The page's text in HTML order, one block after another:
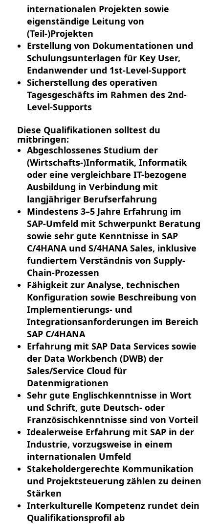
internationalen Projekten sowie
eigenständige Leitung von
(Teil-)Projekten
Erstellung von Dokumentationen und
Schulungsunterlagen für Key User,
Endanwender und 1st-Level-Support
Sicherstellung des operativen
Tagesgeschäfts im Rahmen des 2nd-
Level-Supports
Diese Qualifikationen solltest du
mitbringen:
Abgeschlossenes Studium der
(Wirtschafts-)Informatik, Informatik
oder eine vergleichbare IT-bezogene
Ausbildung in Verbindung mit
langjähriger Berufserfahrung
Mindestens 3–5 Jahre Erfahrung im
SAP-Umfeld mit Schwerpunkt Beratung
sowie sehr gute Kenntnisse in SAP
C/4HANA und S/4HANA Sales, inklusive
fundiertem Verständnis von Supply-
Chain-Prozessen
Fähigkeit zur Analyse, technischen
Konfiguration sowie Beschreibung von
Implementierungs- und
Integrationsanforderungen im Bereich
SAP C/4HANA
Erfahrung mit SAP Data Services sowie
der Data Workbench (DWB) der
Sales/Service Cloud für
Datenmigrationen
Sehr gute Englischkenntnisse in Wort
und Schrift, gute Deutsch- oder
Französischkenntnisse sind von Vorteil
Idealerweise Erfahrung mit SAP in der
Industrie, vorzugsweise in einem
internationalen Umfeld
Stakeholdergerechte Kommunikation
und Projektsteuerung zählen zu deinen
Stärken
Interkulturelle Kompetenz rundet dein
Qualifikationsprofil ab